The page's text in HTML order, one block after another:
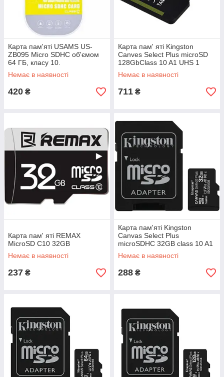
Карта пам'яті USAMS US-
ZB095 Micro SDHC об'ємом
64 ГБ, класу 10.
Немає в наявності
420 ₴
Карта пам' яті Kingston
Canves Select Plus microSD
128GbClass 10 A1 UHS 1
Немає в наявності
711 ₴
Карта пам' яті REMAX
MicroSD C10 32GB
Немає в наявності
237 ₴
Карта пам'яті Kingston
Canvas Select Plus
microSDHC 32GB class 10 A1
UHS-1, з SD адаптером
Немає в наявності
288 ₴